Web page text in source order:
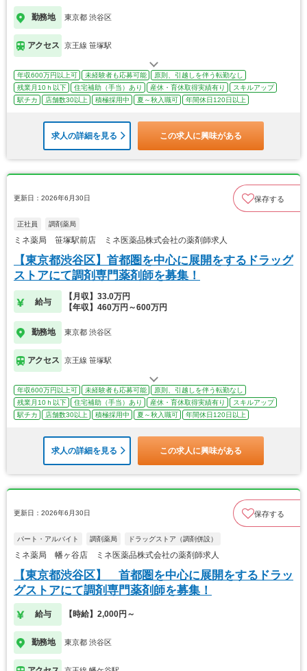
勤務地 東京都 渋谷区
アクセス 京王線 笹塚駅
年収600万円以上可 未経験者も応募可能
原則、引越しを伴う転勤なし
残業月10ｈ以下
住宅補助（手当）あり 産休・育休取得実績有り
スキルアップ
駅チカ
店舗数30以上 積極採用中 夏～秋入職可 年間休日120日以上
求人の詳細を見る この求人に興味がある
更新日：2026年6月30日 保存する
正社員 調剤薬局
ミネ薬局 笹塚駅前店 ミネ医薬品株式会社の薬剤師求人
【東京都渋谷区】首都圏を中心に展開をするドラッグ
ストアにて調剤専門薬剤師を募集！
給与
【月収】33.0万円
【年収】460万円～600万円
勤務地 東京都 渋谷区
アクセス 京王線 笹塚駅
年収600万円以上可 未経験者も応募可能
原則、引越しを伴う転勤なし
残業月10ｈ以下
住宅補助（手当）あり 産休・育休取得実績有り
スキルアップ
駅チカ
店舗数30以上 積極採用中 夏～秋入職可 年間休日120日以上
求人の詳細を見る この求人に興味がある
更新日：2026年6月30日 保存する
パート・アルバイト 調剤薬局 ドラッグストア（調剤併設）
ミネ薬局 幡ヶ谷店 ミネ医薬品株式会社の薬剤師求人
【東京都渋谷区】 首都圏を中心に展開をするドラッ
グストアにて調剤専門薬剤師を募集！
給与 【時給】2,000円～
勤務地 東京都 渋谷区